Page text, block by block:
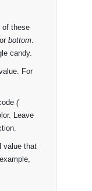
of these
or bottom
candy.
For
(
Leave
value that